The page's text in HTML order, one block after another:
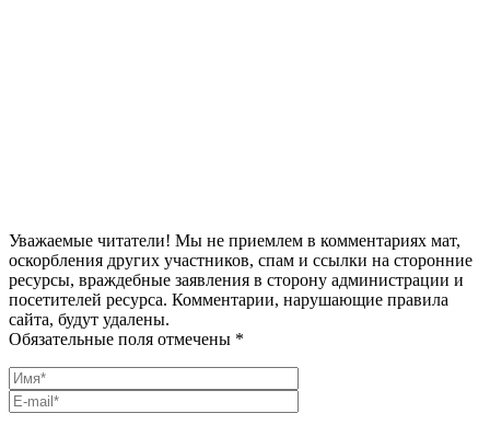
Уважаемые читатели! Мы не приемлем в комментариях мат,
оскорбления других участников, спам и ссылки на сторонние
ресурсы, враждебные заявления в сторону администрации и
посетителей ресурса. Комментарии, нарушающие правила
сайта, будут удалены.
Обязательные поля отмечены *